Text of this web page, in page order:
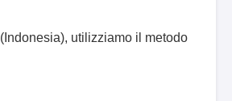
(Indonesia), utilizziamo il metodo